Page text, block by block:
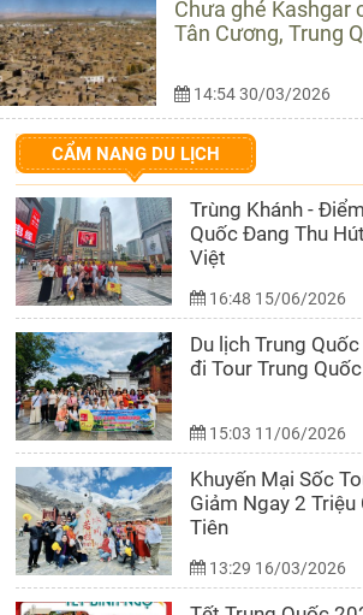
Chưa ghé Kashgar
Tân Cương, Trung
14:54 30/03/2026
CẨM NANG DU LỊCH
Trùng Khánh -
Quốc Đang Thu
Việt
16:48 15/06/2026
Du lịch Trung
đi Tour Trung
15:03 11/06/2026
Khuyến Mại Sốc
Giảm Ngay 2
Tiên
13:29 16/03/2026